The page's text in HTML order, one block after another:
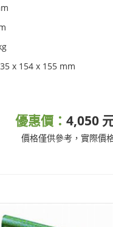
x 154 x 155 mm
優惠價：4,050
價格僅供參考，實際價